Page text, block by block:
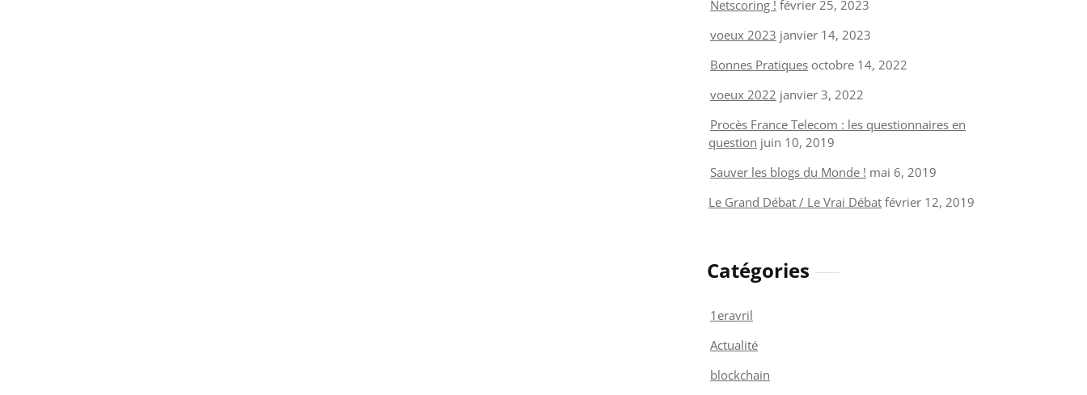
Netscoring ! février 25, 2023
voeux 2023 janvier 14, 2023
Bonnes Pratiques octobre 14, 2022
voeux 2022 janvier 3, 2022
Procès France Telecom : les questionnaires en
question juin 10, 2019
Sauver les blogs du Monde ! mai 6, 2019
Le Grand Débat / Le Vrai Débat février 12, 2019
Catégories
1eravril
Actualité
blockchain